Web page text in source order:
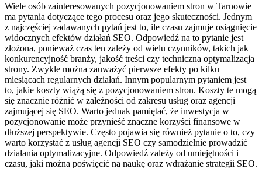
Wiele osób zainteresowanych pozycjonowaniem stron w Tarnowie
ma pytania dotyczące tego procesu oraz jego skuteczności. Jednym
z najczęściej zadawanych pytań jest to, ile czasu zajmuje osiągnięcie
widocznych efektów działań SEO. Odpowiedź na to pytanie jest
złożona, ponieważ czas ten zależy od wielu czynników, takich jak
konkurencyjność branży, jakość treści czy techniczna optymalizacja
strony. Zwykle można zauważyć pierwsze efekty po kilku
miesiącach regularnych działań. Innym popularnym pytaniem jest
to, jakie koszty wiążą się z pozycjonowaniem stron. Koszty te mogą
się znacznie różnić w zależności od zakresu usług oraz agencji
zajmującej się SEO. Warto jednak pamiętać, że inwestycja w
pozycjonowanie może przynieść znaczne korzyści finansowe w
dłuższej perspektywie. Często pojawia się również pytanie o to, czy
warto korzystać z usług agencji SEO czy samodzielnie prowadzić
działania optymalizacyjne. Odpowiedź zależy od umiejętności i
czasu, jaki można poświęcić na naukę oraz wdrażanie strategii SEO.